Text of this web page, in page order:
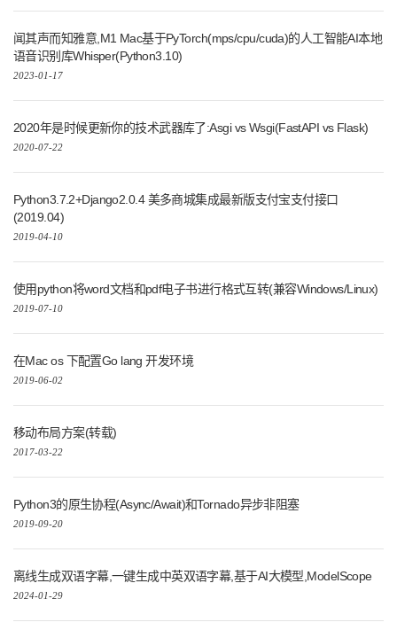
闻其声而知雅意,M1 Mac基于PyTorch(mps/cpu/cuda)的人工智能AI本地
语音识别库Whisper(Python3.10)
2023-01-17
2020年是时候更新你的技术武器库了:Asgi vs Wsgi(FastAPI vs Flask)
2020-07-22
Python3.7.2+Django2.0.4 美多商城集成最新版支付宝支付接口
(2019.04)
2019-04-10
使用python将word文档和pdf电子书进行格式互转(兼容Windows/Linux)
2019-07-10
在Mac os 下配置Go lang 开发环境
2019-06-02
移动布局方案(转载)
2017-03-22
Python3的原生协程(Async/Await)和Tornado异步非阻塞
2019-09-20
离线生成双语字幕,一键生成中英双语字幕,基于AI大模型,ModelScope
2024-01-29